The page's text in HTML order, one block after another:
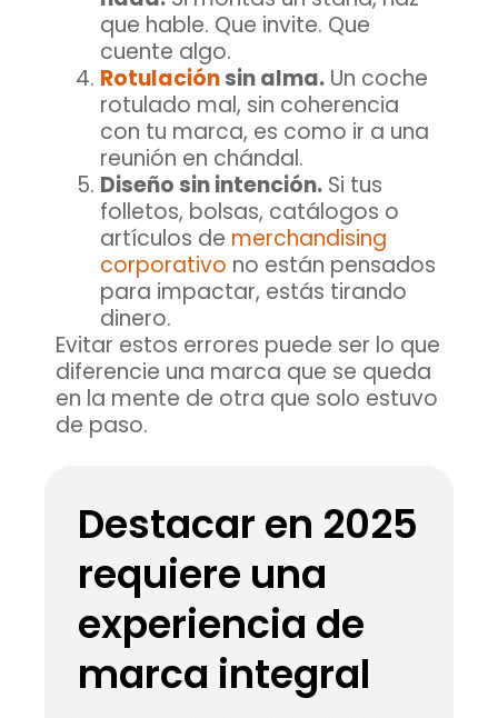
que hable. Que invite. Que
cuente algo.
Rotulaciónsin alma. Un coche
rotulado mal, sin coherencia
con tu marca, es como ir a una
reunión en chándal.
Diseño sin intención. Si tus
folletos, bolsas, catálogos o
artículos de merchandising
corporativo no están pensados
para impactar, estás tirando
dinero.
Evitar estos errores puede ser lo que
diferencie una marca que se queda
en la mente de otra que solo estuvo
de paso.
Destacar en 2025
requiere una
experiencia de
marca integral